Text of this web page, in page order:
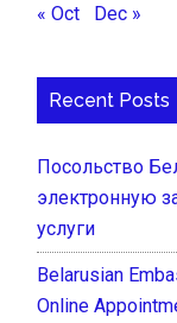
« Oct Dec »
Recent Posts
Посольство
электронную
услуги
Belarusian
Online